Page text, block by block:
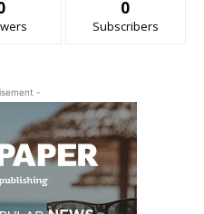
0
Subscribers
-